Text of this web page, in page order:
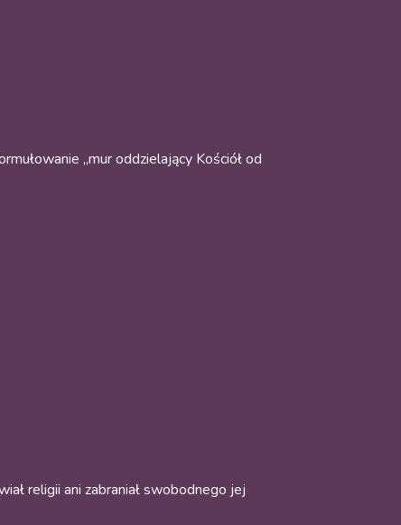
„mur oddzielający Kościół od
religii ani zabraniał swobodnego jej